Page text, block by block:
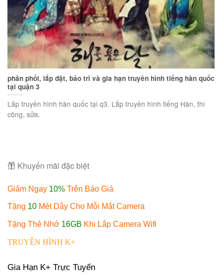
phân phối, lắp đặt, bảo trì và gia hạn truyền hình tiếng hàn quốc
tại quận 3
Lăp truyền hình hàn quốc tại q3. Lắp truyền hình tiếng Hàn, thi
công, sửa.
Khuyến mãi đặc biệt
Giảm Ngay 10% Trên Báo Giá
Tặng 10 Mét Dây Cho Mỗi Mắt Camera
Tặng Thẻ Nhớ 16GB Khi Lắp Camera Wifi
TRUYỀN HÌNH K+
Gia Hạn K+ Trực Tuyến